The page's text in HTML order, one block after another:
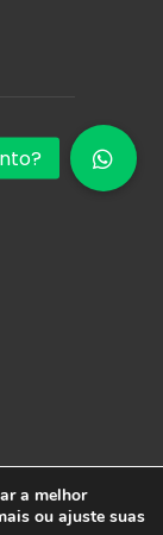
a melhor
ou ajuste suas